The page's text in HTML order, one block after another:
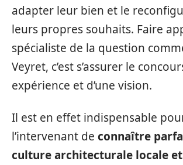
adapter leur bien et le
leurs propres souhaits. Faire
spécialiste de la question
Veyret, c’est s’assurer le
expérience et d’une vision.
Il est en effet indispensable
l’intervenant de connaître
culture architecturale locale